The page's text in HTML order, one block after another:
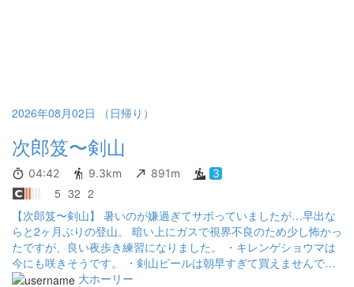
2026年08月02日 （日帰り）
次郎笈〜剣山
04:42 9.3km 891m 3
5 32 2
【次郎笈〜剣山】 暑いのが嫌過ぎてサボっていましたが…早出な
らと2ヶ月ぶりの登山。 暗い上にガスで視界不良のため少し怖かっ
たですが、良い夜歩き練習になりました。 ・キレンゲショウマは
今にも咲きそうです。 ・剣山ビールは朝早すぎて買えませんでし
た。
大ホーリー